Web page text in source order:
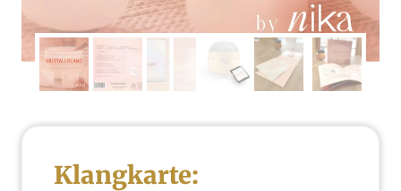
Klangkarte: